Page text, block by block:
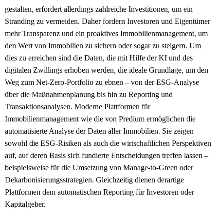
gestalten, erfordert allerdings zahlreiche Investitionen, um ein
Stranding zu vermeiden. Daher fordern Investoren und Eigentümer
mehr Transparenz und ein proaktives Immobilienmanagement, um
den Wert von Immobilien zu sichern oder sogar zu steigern. Um
dies zu erreichen sind die Daten, die mit Hilfe der KI und des
digitalen Zwillings erhoben werden, die ideale Grundlage, um den
Weg zum Net-Zero-Portfolio zu ebnen – von der ESG-Analyse
über die Maßnahmenplanung bis hin zu Reporting und
Transaktionsanalysen. Moderne Plattformen für
Immobilienmanagement wie die von Predium ermöglichen die
automatisierte Analyse der Daten aller Immobilien. Sie zeigen
sowohl die ESG-Risiken als auch die wirtschaftlichen Perspektiven
auf, auf deren Basis sich fundierte Entscheidungen treffen lassen –
beispielsweise für die Umsetzung von Manage-to-Green oder
Dekarbonisierungsstrategien. Gleichzeitig dienen derartige
Plattformen dem automatischen Reporting für Investoren oder
Kapitalgeber.